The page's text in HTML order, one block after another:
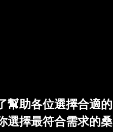
幫助各位選擇合適的
選擇最符合需求的桑